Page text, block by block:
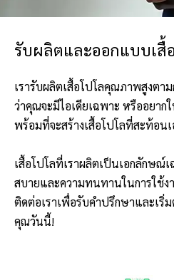
รับผลิตและออกแบบเสื้
เรารับผลิตเสื้อโปโลคุณภาพสูงตา
ว่าคุณจะมีไอเดียเฉพาะ หรืออยาก
พร้อมที่จะสร้างเสื้อโปโลที่สะท้อน
เสื้อโปโลที่เราผลิตเป็นเอกลักษณ์
สบายและความทนทานในการใช้ง
ติดต่อเราเพื่อรับคำปรึกษาและเริ่
คุณวันนี้!